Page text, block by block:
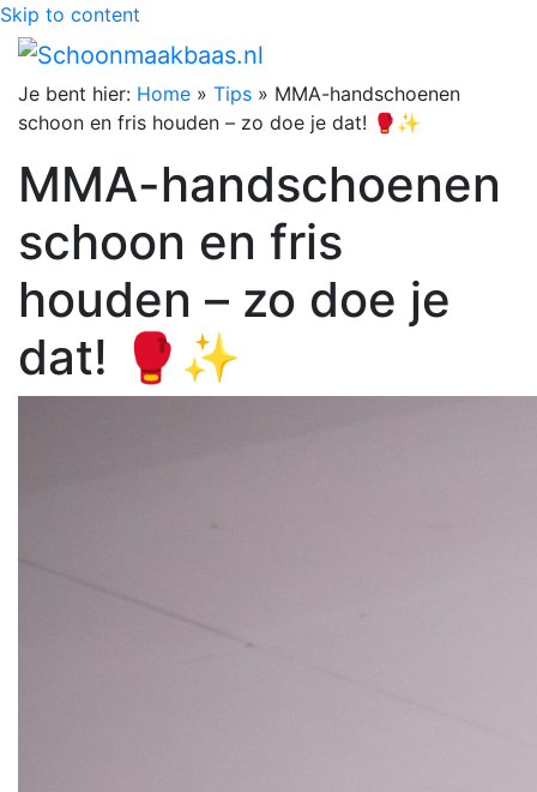
Skip to content
Je bent hier: Home » Tips » MMA-handschoenen
schoon en fris houden – zo doe je dat! 🥊✨
MMA-handschoenen
schoon en fris
houden – zo doe je
dat! 🥊✨